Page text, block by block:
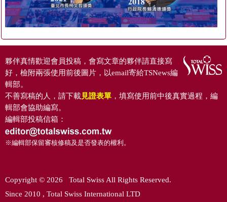
夥伴真情歡迎會員投稿，會寫文章的夥伴請直接寫
好，檢附兩張使用前後圖片，以email寄給TSNews編
輯部。
不善寫稿的人，請下載見證表單 ，填寫使用前中後真實過程，編
輯部會協助編寫。
編輯部投稿信箱：
※編輯部保留審核修稿及是否發表的權利。
Copyright © 2026 Total Swiss All Rights Reserved.
Since 2010 , Total Swiss International LTD